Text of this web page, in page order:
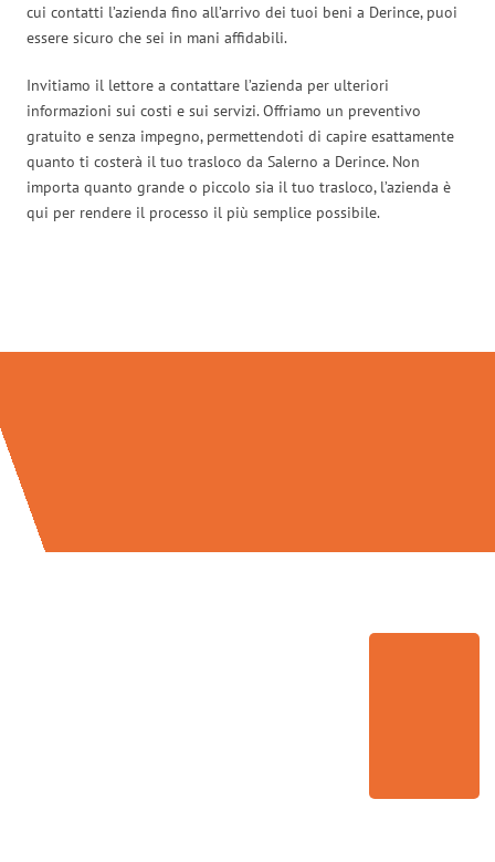
cui contatti l’azienda fino all’arrivo dei tuoi beni a Derince, puoi
essere sicuro che sei in mani affidabili.
Invitiamo il lettore a contattare l’azienda per ulteriori
informazioni sui costi e sui servizi. Offriamo un preventivo
gratuito e senza impegno, permettendoti di capire esattamente
quanto ti costerà il tuo trasloco da Salerno a Derince. Non
importa quanto grande o piccolo sia il tuo trasloco, l’azienda è
qui per rendere il processo il più semplice possibile.